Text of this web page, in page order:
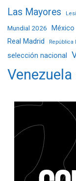
Las Mayores
Mundial 2026 México
Real Madrid República
selección nacional
Venezuela